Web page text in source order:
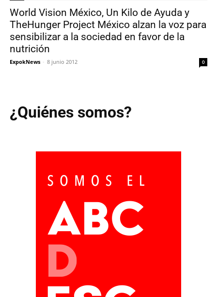
World Vision México, Un Kilo de Ayuda y
TheHunger Project México alzan la voz para
sensibilizar a la sociedad en favor de la
nutrición
ExpokNews - 8 junio 2012 0
¿Quiénes somos?